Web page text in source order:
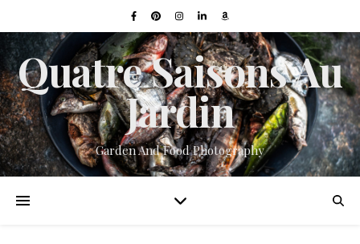
Quatre Saisons Au
Jardin
Garden And Food Photography